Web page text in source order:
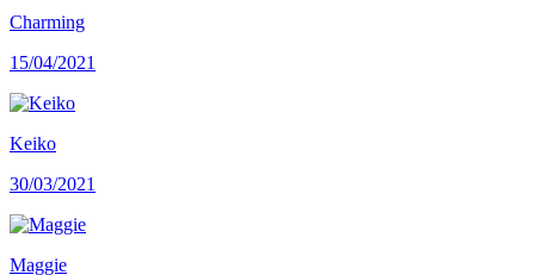
Charming
15/04/2021
Keiko
30/03/2021
Maggie